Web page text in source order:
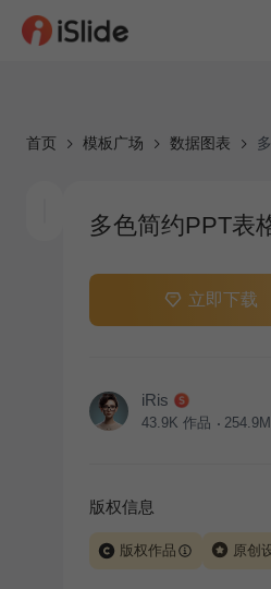
首页 模板广场 数据图表
多色简约PPT表
立即下载
iRis
43.9K 作品 254.9M
版权信息
版权作品 原创